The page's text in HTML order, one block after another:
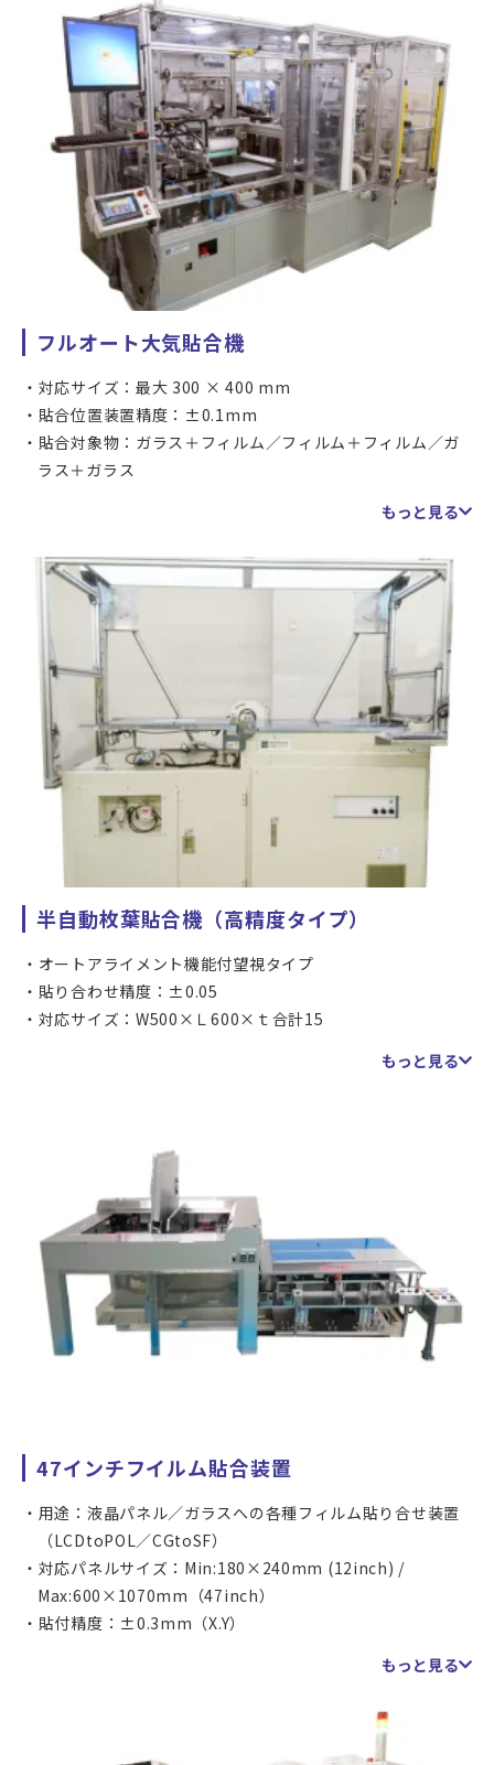
確認が必要となります。
フルオート大気貼合機
対応サイズ：最大 300 × 400 mm
貼合位置装置精度：±0.1mm
貼合対象物：ガラス＋フィルム／フィルム＋フィルム／ガ
ラス＋ガラス
フィルム給材：カセット対応 Min 20 x 40 mm、Max 200 x
400 mm
ガラス給材：オートチェンジャー付きトレイ対応 Min 20 x
40 mm、Max 200 x 400 mm (これ以上のサイズは手動
での給材対応)
クリーニング：ガラス非接触クリーニング、フィルム接触
式クリーニング
フィルムセパレータ自動剥がし機能
加圧設定範囲：0.15～0.5 MPa
サイクルタイム：20秒～
処理数量の多い量産を目的とするフルオートタイプの大気圧
貼合機です。
ガラスは貼合前段階にカセット詰めにて洗浄を行い、そのま
ま貼合装置へ供給することで人の接触を減らすことができる
構により異物の除去を行い、静電気対策によって異物再付着
の防止を図っています。
アライメントには、専用に形成されたマークを用いるほか、
もっと見る
半自動枚葉貼合機（高精度タイプ）
オートアライメント機能付望視タイプ
貼り合わせ精度：±0.05
対応サイズ：W500×Ｌ600×ｔ合計15
タッチパネル・カバーガラス・保護フィルム 等々、各種
対象物により条件が異なりますので、都度ご相談ください
もっと見る
47インチフイルム貼合装置
用途：液晶パネル／ガラスへの各種フィルム貼り合せ装置
（LCDtoPOL／CGtoSF）
対応パネルサイズ：Min:180×240mm (12inch) /
Max:600×1070mm（47inch）
貼付精度：±0.3mm（X.Y）
最大600×1070mmのワークにフィルムを貼ることができま
す。LCDの偏光板貼り付け、カバーガラスへのフィルムへの
もっと見る